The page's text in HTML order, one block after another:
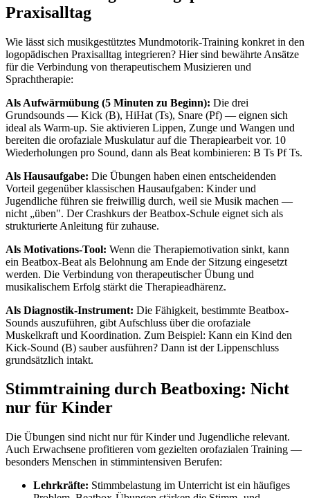
Praxisalltag
Wie lässt sich musikgestütztes Mundmotorik-Training konkret in den
logopädischen Praxisalltag integrieren? Hier sind bewährte Ansätze
für die Verbindung von therapeutischem Musizieren und
Sprachtherapie:
Als Aufwärmübung (5 Minuten zu Beginn): Die drei
Grundsounds — Kick (B), HiHat (Ts), Snare (Pf) — eignen sich
ideal als Warm-up. Sie aktivieren Lippen, Zunge und Wangen und
bereiten die orofaziale Muskulatur auf die Therapiearbeit vor. 10
Wiederholungen pro Sound, dann als Beat kombinieren: B Ts Pf Ts.
Als Hausaufgabe: Die Übungen haben einen entscheidenden
Vorteil gegenüber klassischen Hausaufgaben: Kinder und
Jugendliche führen sie freiwillig durch, weil sie Musik machen —
nicht „üben". Der Crashkurs der Beatbox-Schule eignet sich als
strukturierte Anleitung für zuhause.
Als Motivations-Tool: Wenn die Therapiemotivation sinkt, kann
ein Beatbox-Beat als Belohnung am Ende der Sitzung eingesetzt
werden. Die Verbindung von therapeutischer Übung und
musikalischem Erfolg stärkt die Therapieadhärenz.
Als Diagnostik-Instrument: Die Fähigkeit, bestimmte Beatbox-
Sounds auszuführen, gibt Aufschluss über die orofaziale
Muskelkraft und Koordination. Zum Beispiel: Kann ein Kind den
Kick-Sound (B) sauber ausführen? Dann ist der Lippenschluss
grundsätzlich intakt.
Stimmtraining durch Beatboxing: Nicht
nur für Kinder
Die Übungen sind nicht nur für Kinder und Jugendliche relevant.
Auch Erwachsene profitieren vom gezielten orofazialen Training —
besonders Menschen in stimmintensiven Berufen:
Lehrkräfte: Stimmbelastung im Unterricht ist ein häufiges